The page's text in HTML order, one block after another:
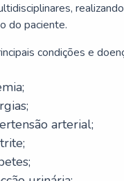
do paciente.
condições e
arterial;